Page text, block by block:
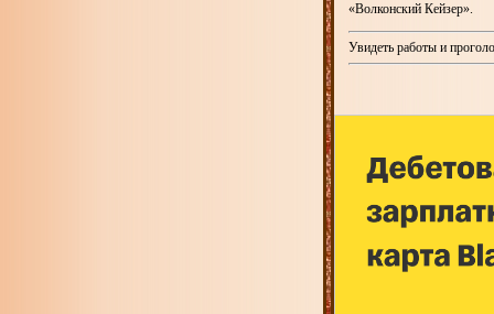
«Волконский Кейзер».
Увидеть работы и